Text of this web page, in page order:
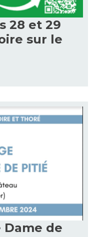
28 et 29
sur le
de